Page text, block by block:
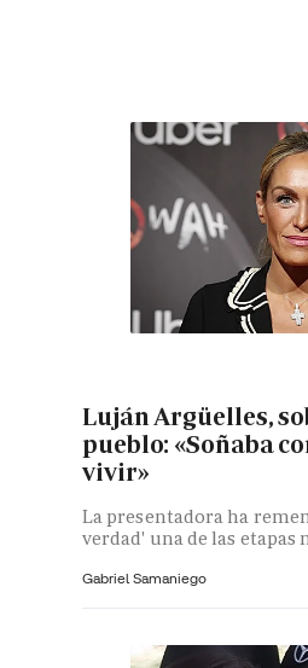
Luján Argüelles,
pueblo: «Soñaba
vivir»
La presentadora ha
verdad' una de las etapas
Gabriel Samaniego